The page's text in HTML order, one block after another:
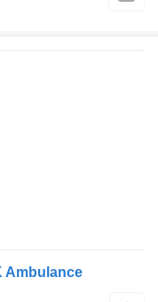
Ambulance